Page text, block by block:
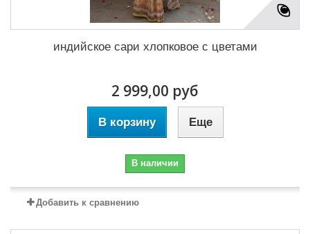
индийское сари хлопковое с цветами
2 999,00 руб
В корзину Еще
В наличии
Добавить к сравнению